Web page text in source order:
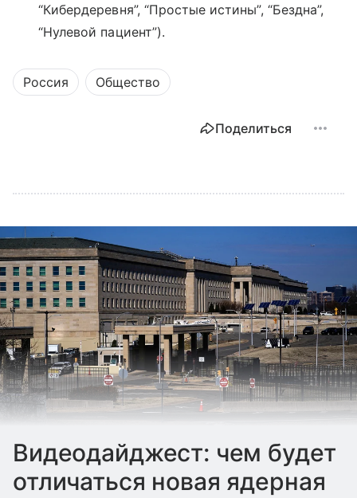
“Кибердеревня”, “Простые истины”, “Бездна”,
“Нулевой пациент”).
Россия Общество
Поделиться
Видеодайджест: чем будет
отличаться новая ядерная